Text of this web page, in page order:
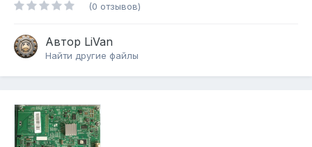
(0 отзывов)
Автор LiVan
Найти другие файлы